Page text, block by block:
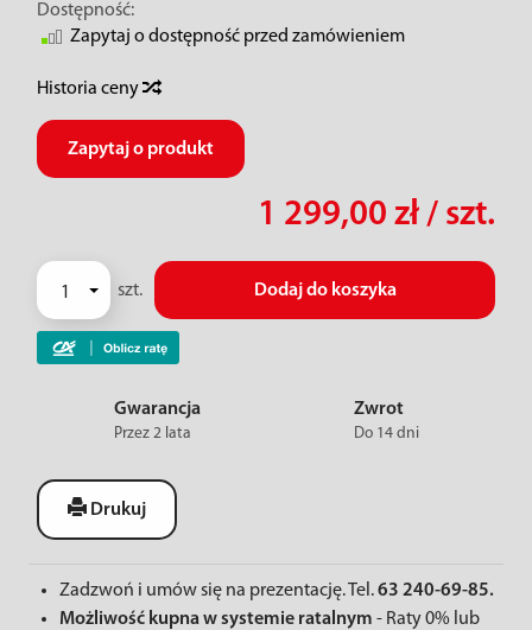
Dostępność:
Zapytaj o dostępność przed zamówieniem
Historia ceny
Zapytaj o produkt
1 299,00 zł / szt.
szt. Dodaj do koszyka
Gwarancja
Przez 2 lata
Zwrot
Do 14 dni
Drukuj
Zadzwoń i umów się na prezentację. Tel.63 240-69-85.
Możliwość kupna w systemie ratalnym - Raty 0% lub